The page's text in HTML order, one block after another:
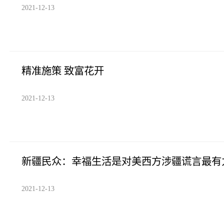
2021-12-13
精准施策 致富花开
2021-12-13
新疆民众：幸福生活是对美西方涉疆谎言最
2021-12-13